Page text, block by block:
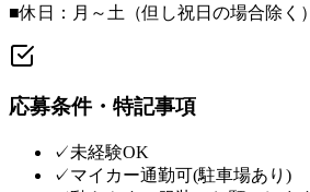
■休日：月～土（但し祝日の場合除く）
応募条件・特記事項
✓未経験OK
✓マイカー通勤可(駐車場あり)